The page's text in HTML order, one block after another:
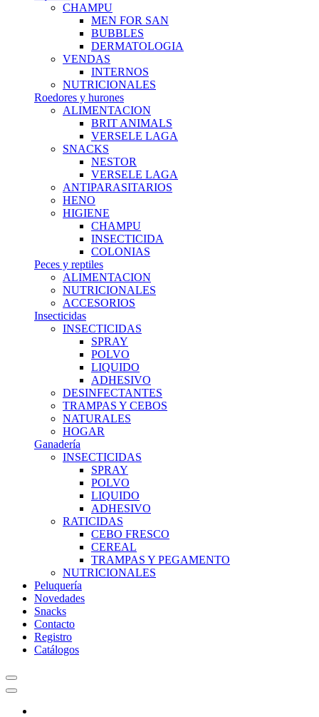
CHAMPU
MEN FOR SAN
BUBBLES
DERMATOLOGIA
VENDAS
INTERNOS
NUTRICIONALES
Roedores y hurones
ALIMENTACION
BRIT ANIMALS
VERSELE LAGA
SNACKS
NESTOR
VERSELE LAGA
ANTIPARASITARIOS
HENO
HIGIENE
CHAMPU
INSECTICIDA
COLONIAS
Peces y reptiles
ALIMENTACION
NUTRICIONALES
ACCESORIOS
Insecticidas
INSECTICIDAS
SPRAY
POLVO
LIQUIDO
ADHESIVO
DESINFECTANTES
TRAMPAS Y CEBOS
NATURALES
HOGAR
Ganadería
INSECTICIDAS
SPRAY
POLVO
LIQUIDO
ADHESIVO
RATICIDAS
CEBO FRESCO
CEREAL
TRAMPAS Y PEGAMENTO
NUTRICIONALES
Peluquería
Novedades
Snacks
Contacto
Registro
Catálogos